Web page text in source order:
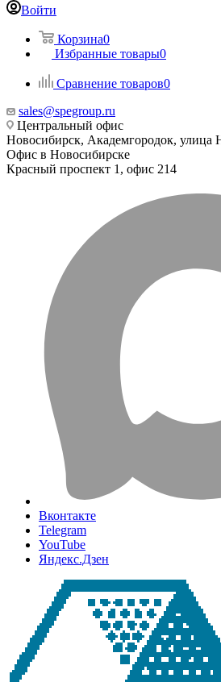
Войти
Корзина0
Избранные товары0
Сравнение товаров0
sales@spegroup.ru
Центральный офис
Новосибирск, Академгородок, улица
Офис в Новосибирске
Красный проспект 1, офис 214
Вконтакте
Telegram
YouTube
Яндекс.Дзен